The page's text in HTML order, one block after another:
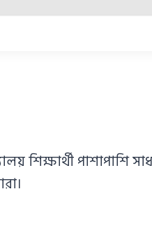
শিক্ষার্থী পাশাপাশি